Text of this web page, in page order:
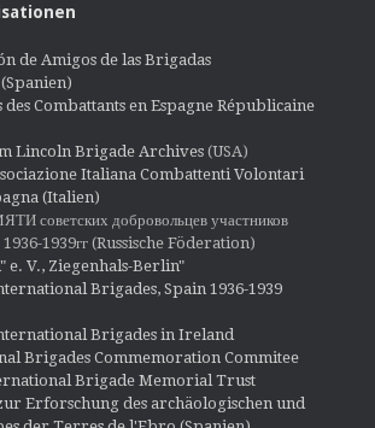
de Amigos de las Brigadas
des Combattants en Espagne Républicaine
Lincoln Brigade Archives (USA)
Italiana Combattenti Volontari
(Italien)
советских добровольцев участников
1936-1939гг (Russische Föderation)
e. V., Ziegenhals-Berlin"
Brigades, Spain 1936-1939
Brigades in Ireland
Brigades Commemoration Commitee
Brigade Memorial Trust
Erforschung des archäologischen und